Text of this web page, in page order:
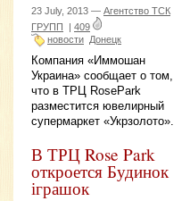
23 July, 2013 — Агентство ТСК
ГРУПП | 409
новости Донецк
Компания «Иммошан
Украина» сообщает о том,
что в ТРЦ RosePark
разместится ювелирный
супермаркет «Укрзолото».
В ТРЦ Rose Park
откроется Будинок
іграшок